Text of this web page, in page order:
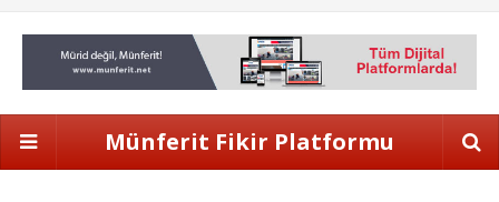
Münferit Fikir Platformu